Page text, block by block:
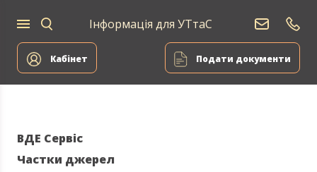
Кабінет Подати документи
Інформація для УТтаС
дому
компаній
Постачання
природного
газу
ВДЕ Сервіс
Частки джерел